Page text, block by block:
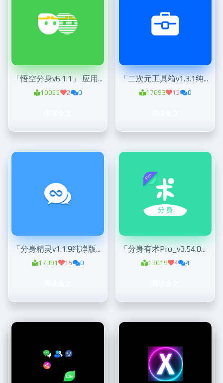
「悟空分身v6.1.1」 应用无限多开
10055 2 0
「二次元工具箱v1.3.1纯净版」上百个实用功能
17693 15 0
「分身精灵v1.1.9纯净版」多开分身
17391 15 0
「分身有术Pro_v3.54.0会员版Pro」超强多开分身
13019 4 4